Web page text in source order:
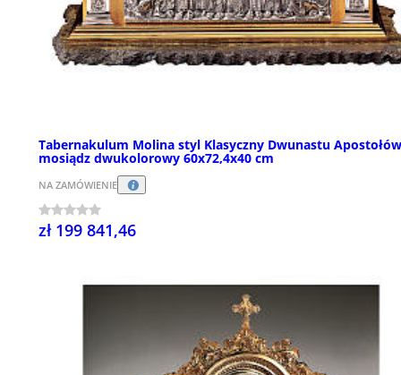
Tabernakulum Molina styl Klasyczny Dwunastu Apostołów
mosiądz dwukolorowy 60x72,4x40 cm
NA ZAMÓWIENIE
zł 199 841,46